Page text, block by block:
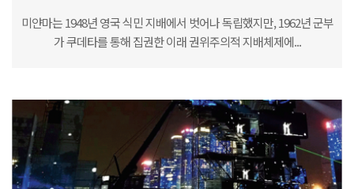
미얀마는 1948년 영국 식민 지배에서 벗어나 독립했지만, 1962년 군부
가 쿠데타를 통해 집권한 이래 권위주의적 지배체제에...